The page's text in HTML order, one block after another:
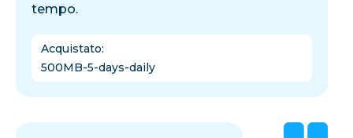
tempo.
Acquistato:
500MB-5-days-daily